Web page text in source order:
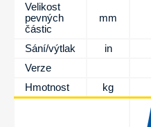
Velikost
pevných
částic
mm
Sání/výtlak in
Verze
Hmotnost
kg